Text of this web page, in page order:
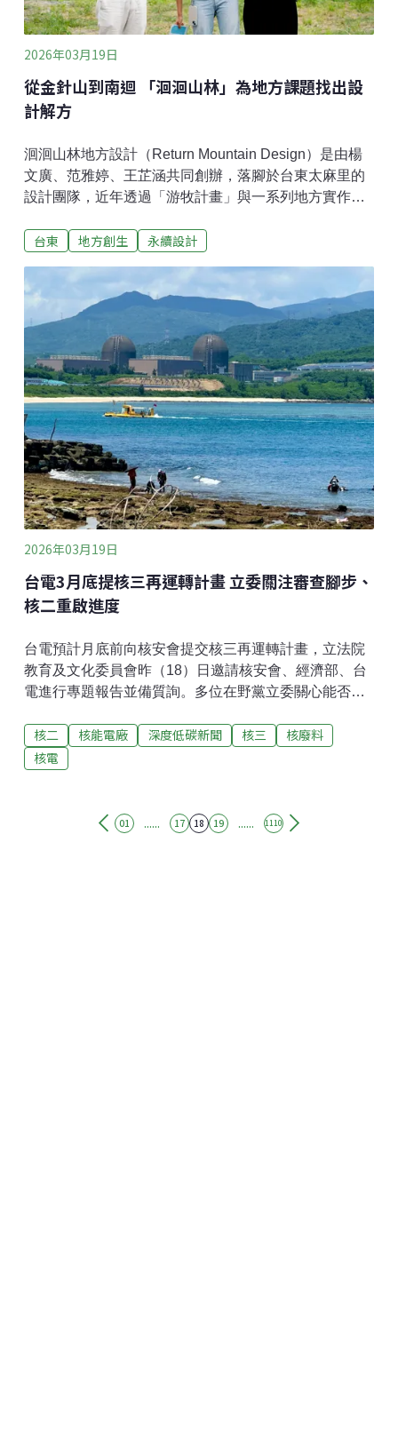
下，透過觀測星象與洋流航行於島嶼之間，使海洋成為
重
2026年03月19日
從金針山到南迴 「洄洄山林」為地方課題找出設
計解方
洄洄山林地方設計（Return Mountain Design）是由楊
文廣、范雅婷、王芷涵共同創辦，落腳於台東太麻里的
設計團隊，近年透過「游牧計畫」與一系列地方實作，
每年招募外地設計師進駐南迴四鄉鎮，與當地居民共居
累積了30多件作品，更於2023年榮獲日本Good Design
Award（優良設計獎），2024年獲金點設計獎標章，共
同創作者項下也特別標示「台東縣南迴全體居民」，彰
顯地方共創成果。洄洄的實踐被視為將設計力從都市拓
展至鄉村、從產品轉向生活整體的典範。 在台東太麻
里、靠近金針山的山路上，旺季與淡季之間的落差格外
明顯。花季時遊客湧入，山頭熱鬧；花謝後，人潮退
去，留下的是高齡化的聚落、季節性的產業與對未來略
顯遲疑的期待。洄洄的故事，並不是從「做地方創生」
開始，而是從一間民宿的生存問題出發
台東 地方創生 永續設計
2026年03月19日
台電3月底提核三再運轉計畫 立委關注審查腳步、
核二重啟進度
台電預計月底前向核安會提交核三再運轉計畫，立法院
教育及文化委員會昨（18）日邀請核安會、經濟部、台
電進行專題報告並備質詢。多位在野黨立委關心能否加
前無法確定，「報告如果越詳盡，我們審查時間會越
短。」但在面對國民黨立委羅智強質詢時，他鬆口表
定各核電廠的現況報告，評估核二、三廠有再運轉條
核二 核能電廠 深度低碳新聞 核三
核廢料
核電
01 ...... 17 18 19 ...... 1110